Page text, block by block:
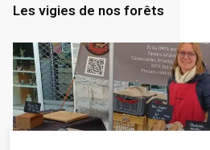
Les vigies de nos forêts